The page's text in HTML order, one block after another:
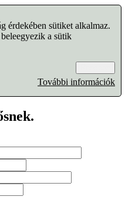
érdekében sütiket alkalmaz.
a sütik
További információk